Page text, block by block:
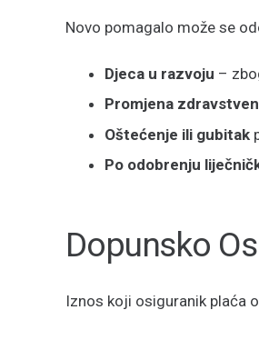
Novo pomagalo može se
Djeca u razvoju –
Promjena
Oštećenje ili gubitak
Po odobrenju
Dopunsko
Iznos koji osiguranik plaća